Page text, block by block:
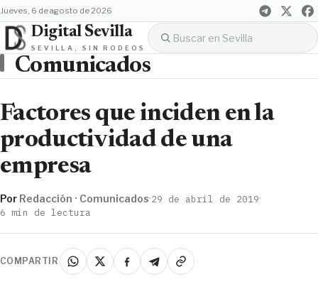
jueves, 6 de agosto de 2026
Digital Sevilla
SEVILLA, SIN RODEOS
Comunicados
Factores que inciden en la
productividad de una
empresa
Por Redacción · Comunicados·29 de abril de 2019·
6 min de lectura
COMPARTIR